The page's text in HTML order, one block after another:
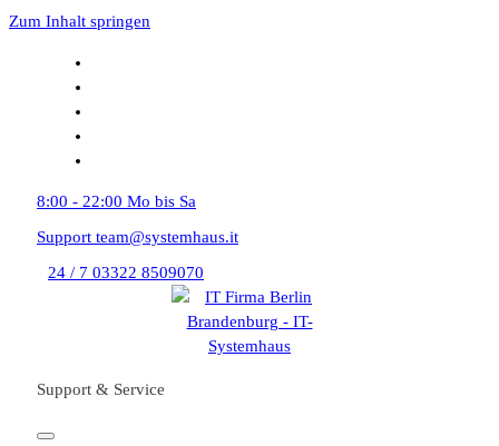
Zum Inhalt springen
8:00 - 22:00 Mo bis Sa
Support team@systemhaus.it
24 / 7 03322 8509070
Support & Service